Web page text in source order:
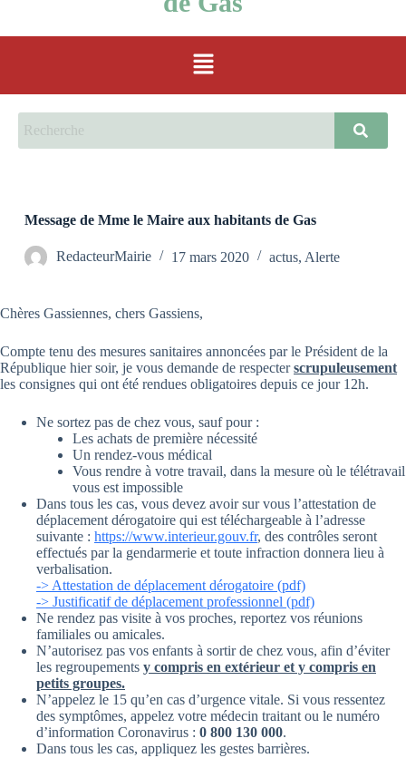
Message de Mme le Maire aux habitants de Gas
RedacteurMairie 17 mars 2020 actus, Alerte
Chères Gassiennes, chers Gassiens,
Compte tenu des mesures sanitaires annoncées par le Président de la
République hier soir, je vous demande de respecterscrupuleusement
les consignes qui ont été rendues obligatoires depuis ce jour 12h.
Ne sortez pas de chez vous, sauf pour :
Les achats de première nécessité
Un rendez-vous médical
Vous rendre à votre travail, dans la mesure où le télétravail
vous est impossible
Dans tous les cas, vous devez avoir sur vous l’attestation de
déplacement dérogatoire qui est téléchargeable à l’adresse
suivante : https://www.interieur.gouv.fr, des contrôles seront
effectués par la gendarmerie et toute infraction donnera lieu à
verbalisation.
-> Attestation de déplacement dérogatoire (pdf)
-> Justificatif de déplacement professionnel (pdf)
Ne rendez pas visite à vos proches, reportez vos réunions
familiales ou amicales.
N’autorisez pas vos enfants à sortir de chez vous, afin d’éviter
les regroupements y compris en extérieur et y compris en
petits groupes.
N’appelez le 15 qu’en cas d’urgence vitale. Si vous ressentez
des symptômes, appelez votre médecin traitant ou le numéro
d’information Coronavirus : 0 800 130 000.
Dans tous les cas, appliquez les gestes barrières.